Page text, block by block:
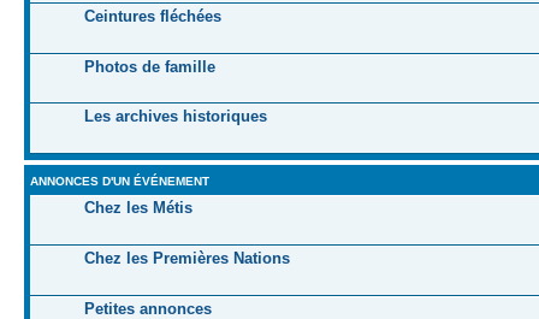
Ceintures fléchées
Photos de famille
Les archives historiques
ANNONCES D'UN ÉVÉNEMENT
Chez les Métis
Chez les Premières Nations
Petites annonces